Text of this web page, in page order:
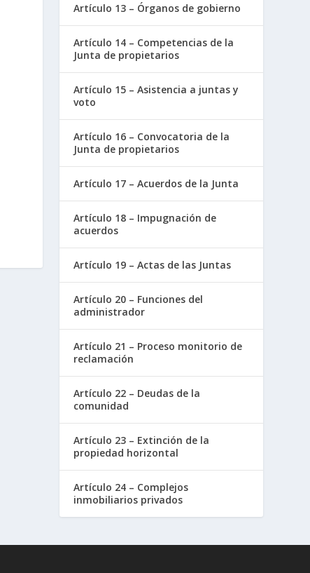
Artículo 13 – Órganos de gobierno
Artículo 14 – Competencias de la
Junta de propietarios
Artículo 15 – Asistencia a juntas y
voto
Artículo 16 – Convocatoria de la
Junta de propietarios
Artículo 17 – Acuerdos de la Junta
Artículo 18 – Impugnación de
acuerdos
Artículo 19 – Actas de las Juntas
Artículo 20 – Funciones del
administrador
Artículo 21 – Proceso monitorio de
reclamación
Artículo 22 – Deudas de la
comunidad
Artículo 23 – Extinción de la
propiedad horizontal
Artículo 24 – Complejos
inmobiliarios privados